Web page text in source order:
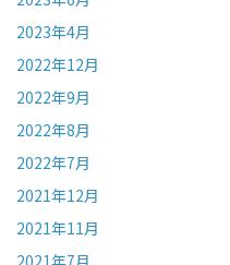
2023年4月
2022年12月
2022年9月
2022年8月
2022年7月
2021年12月
2021年11月